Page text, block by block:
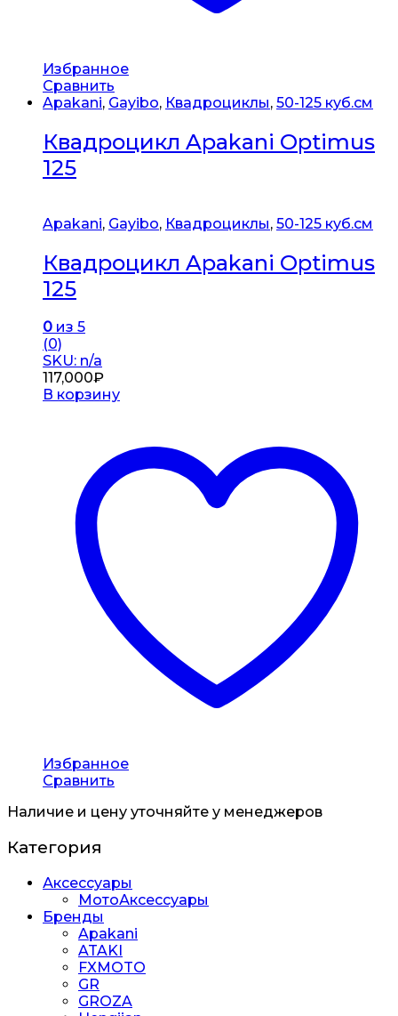
Избранное
Сравнить
Apakani, Gayibo, Квадроциклы, 50-125 куб.см
Квадроцикл Apakani Optimus
125
Apakani, Gayibo, Квадроциклы, 50-125 куб.см
Квадроцикл Apakani Optimus
125
0 из 5
(0)
SKU: n/a
117,000₽
В корзину
Избранное
Сравнить
Наличие и цену уточняйте у менеджеров
Категория
Аксессуары
МотоАксессуары
Бренды
Apakani
ATAKI
FXMOTO
GR
GROZA